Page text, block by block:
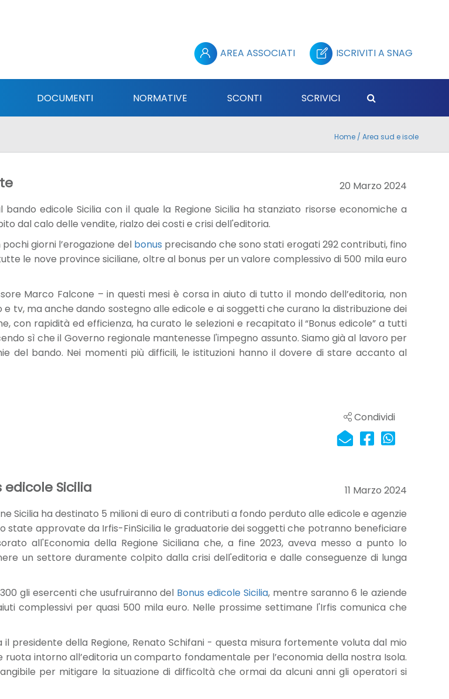
AREA ASSOCIATI ISCRIVITI A SNAG
DOCUMENTI NORMATIVE SCONTI SCRIVICI
Home / Area sud e isole
20 Marzo 2024
edicole Sicilia con il quale la Regione Sicilia ha stanziato risorse economiche a
dal calo delle vendite, rialzo dei costi e crisi dell'editoria.
giorni l’erogazione del bonus precisando che sono stati erogati 292 contributi, fino
le nove province siciliane, oltre al bonus per un valore complessivo di 500 mila euro
Marco Falcone – in questi mesi è corsa in aiuto di tutto il mondo dell’editoria, non
e tv, ma anche dando sostegno alle edicole e ai soggetti che curano la distribuzione dei
con rapidità ed efficienza, ha curato le selezioni e recapitato il “Bonus edicole” a tutti
sì che il Governo regionale mantenesse l'impegno assunto. Siamo già al lavoro per
del bando. Nei momenti più difficili, le istituzioni hanno il dovere di stare accanto al
Condividi
Sicilia
11 Marzo 2024
Sicilia ha destinato 5 milioni di euro di contributi a fondo perduto alle edicole e agenzie
state approvate da Irfis-FinSicilia le graduatorie dei soggetti che potranno beneficiare
all'Economia della Regione Siciliana che, a fine 2023, aveva messo a punto lo
un settore duramente colpito dalla crisi dell'editoria e dalle conseguenze di lunga
gli esercenti che usufruiranno del Bonus edicole Sicilia, mentre saranno 6 le aziende
complessivi per quasi 500 mila euro. Nelle prossime settimane l'Irfis comunica che
il presidente della Regione, Renato Schifani - questa misura fortemente voluta dal mio
intorno all’editoria un comparto fondamentale per l’economia della nostra Isola.
per mitigare la situazione di difficoltà che ormai da alcuni anni gli operatori si